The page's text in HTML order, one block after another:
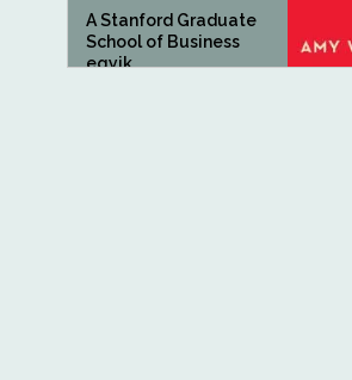
A Stanford Graduate
School of Business
egyik...